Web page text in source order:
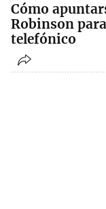
Cómo
Robinson
telefónico